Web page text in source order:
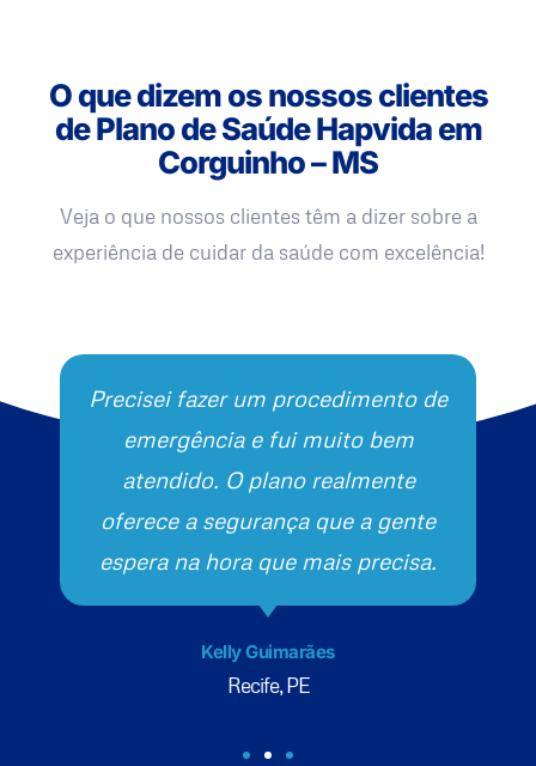
O que dizem os nossos clientes
de Plano de Saúde Hapvida em
Corguinho – MS
Veja o que nossos clientes têm a dizer sobre a
experiência de cuidar da saúde com excelência!
Precisei fazer um procedimento de
emergência e fui muito bem
atendido. O plano realmente
oferece a segurança que a gente
espera na hora que mais precisa.
Kelly Guimarães
Recife, PE